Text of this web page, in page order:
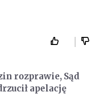
rozprawie, Sąd
apelację